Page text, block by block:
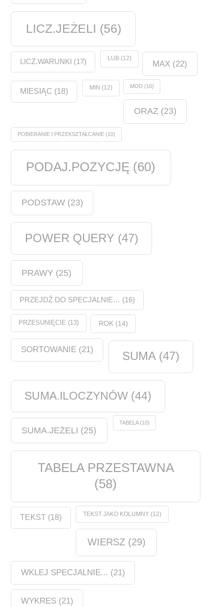
LICZ.JEŻELI (56)
LICZ.WARUNKI (17) LUB(12)
MAX(22)
MIESIĄC (18) MIN (12) MOD(10)
ORAZ(23)
POBIERANIE I PRZEKSZTAŁCANIE(10)
PODAJ.POZYCJĘ (60)
PODSTAW(23)
POWER QUERY (47)
PRAWY (25)
PRZEJDŹ DO SPECJALNIE… (16)
PRZESUNIĘCIE (13) ROK (14)
SORTOWANIE(21) SUMA(47)
SUMA.ILOCZYNÓW (44)
SUMA.JEŻELI (25)
TABELA(10)
TABELA PRZESTAWNA
(58)
TEKST (18) TEKST JAKO KOLUMNY(12)
WIERSZ(29)
WKLEJ SPECJALNIE... (21)
WYKRES(21)